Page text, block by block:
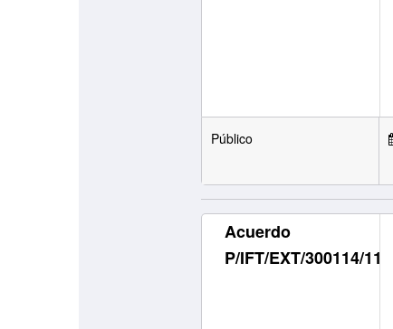
Público
Acuerdo
P/IFT/EXT/300114/11